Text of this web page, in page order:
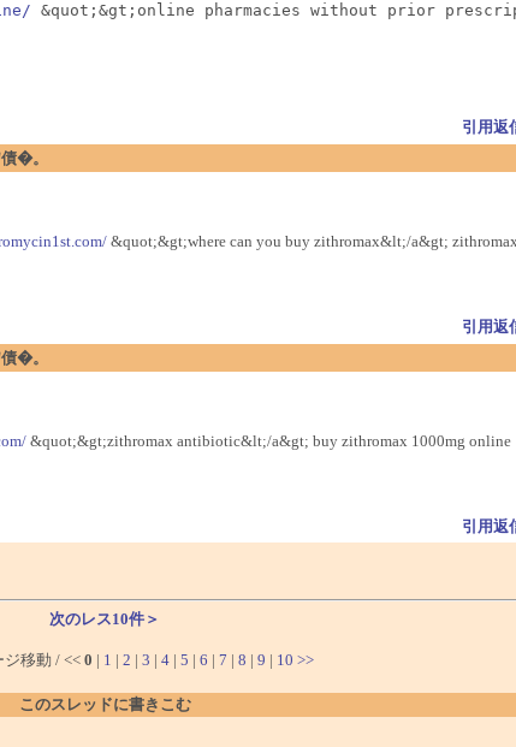
&quot;&gt;online pharmacies without prior
引用返
�。
&quot;&gt;where can you buy zithromax&lt;/a&gt;
引用返
�。
&quot;&gt;zithromax antibiotic&lt;/a&gt; buy zithromax 1000mg online
引用返
次のレス10件＞
移動 / << 0 | 1 | 2 | 3 | 4 | 5 | 6 | 7 | 8 | 9 | 10 >>
このスレッドに書きこむ